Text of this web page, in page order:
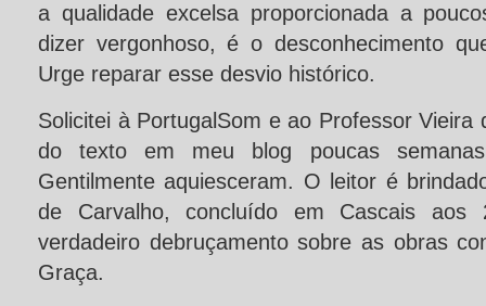
a qualidade excelsa proporcionada a
dizer vergonhoso, é o desconhecimento
Urge reparar esse desvio histórico.
Solicitei à PortugalSom e ao Professor Vieira
do texto em meu blog poucas
Gentilmente aquiesceram. O leitor é
de Carvalho, concluído em Cascais
verdadeiro debruçamento sobre as obras
Graça.